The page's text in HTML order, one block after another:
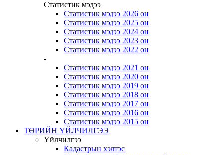
Статистик мэдээ
Статистик мэдээ 2026 он
Статистик мэдээ 2025 он
Статистик мэдээ 2024 он
Статистик мэдээ 2023 он
Статистик мэдээ 2022 он
-
Статистик мэдээ 2021 он
Статистик мэдээ 2020 он
Статистик мэдээ 2019 он
Статистик мэдээ 2018 он
Статистик мэдээ 2017 он
Статистик мэдээ 2016 он
Статистик мэдээ 2015 он
ТӨРИЙН ҮЙЛЧИЛГЭЭ
Үйлчилгээ
Кадастрын хэлтэс